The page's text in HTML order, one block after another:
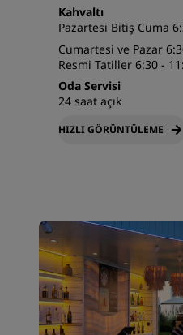
Kahvaltı
Pazartesi Bitiş Cuma
Cumartesi ve Pazar
Resmi Tatiller 6:30 -
Oda Servisi
24 saat açık
HIZLI GÖRÜNTÜLEME